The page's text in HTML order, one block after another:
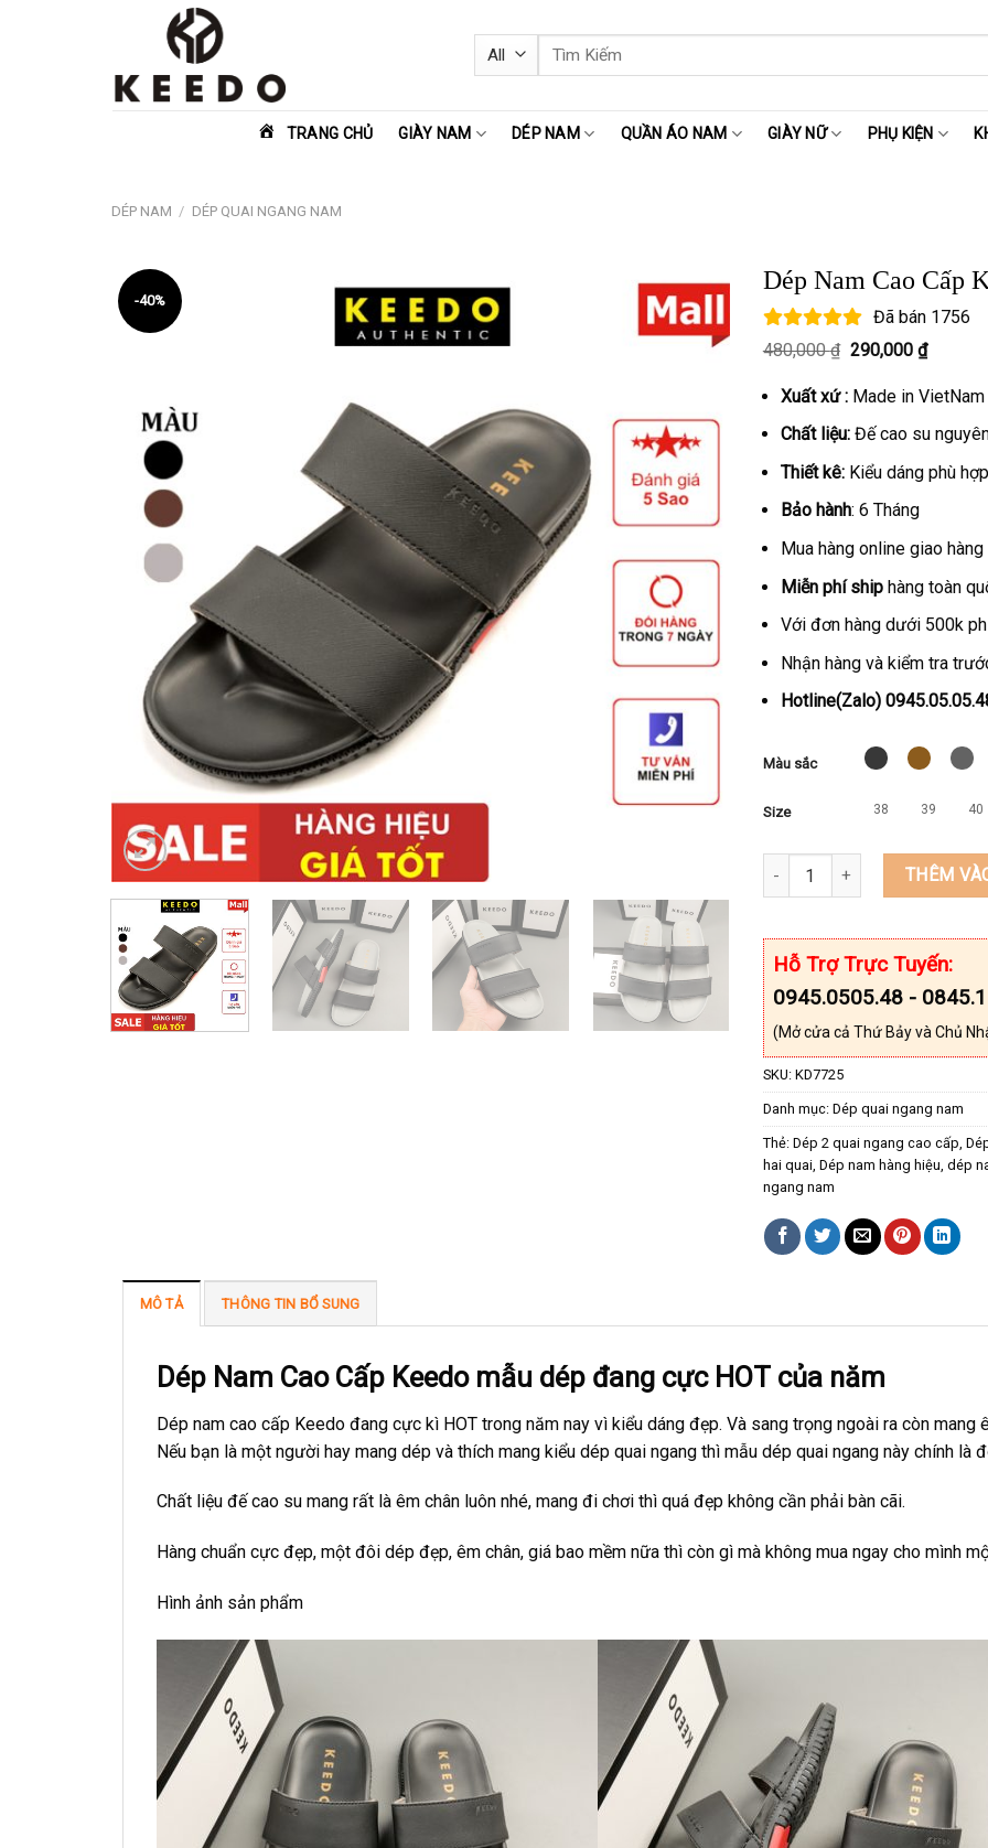
Tìm
kiếm:
TRANG CHỦ GIÀY NAM DÉP NAM QUẦN ÁO NAM GIÀY NỮ PHỤ KIỆN
DÉP NAM / DÉP QUAI NGANG NAM
-40%
Dép Nam Cao Cấp
Đã bán 1756
480,000₫ Giá
480,000 ₫.
290,000 ₫Giá
hiện
là:
Xuất xứ :Made in VietNam
Chất liệu:Đế cao su
Thiết kê:Kiểu dáng phù
Bảo hành: 6 Tháng
Mua hàng online giao hàng
Miễn phí shiphàng toàn
Với đơn hàng dưới 500k
Nhận hàng và kiểm tra
Hotline(Zalo)
Màu sắc
Size 38 39 40
Dép Nam Cao Cấp KEEDO
THÊM
Hỗ Trợ Trực Tuyến:
0945.0505.48 -
(Mở cửa cả Thứ Bảy và Chủ
SKU: KD7725
Danh mục: Dép quai ngang nam
Thẻ: Dép 2 quai ngang cao cấp
hai quai, Dép nam hàng hiệu dép
ngang nam
MÔ TẢ THÔNG TIN BỔ SUNG
Dép Nam Cao Cấp Keedo mẫu dép đang cực HOT của năm
Dép nam cao cấp Keedo đang cực kì HOT trong năm nay vì kiểu dáng đẹp. Và sang trọng ngoài ra còn mang
Nếu bạn là một người hay mang dép và thích mang kiểu dép quai ngang thì mẫu dép quai ngang này chính là
Chất liệu đế cao su mang rất là êm chân luôn nhé, mang đi chơi thì quá đẹp không cần phải bàn cãi.
Hàng chuẩn cực đẹp, một đôi dép đẹp, êm chân, giá bao mềm nữa thì còn gì mà không mua ngay cho mình
Hình ảnh sản phẩm